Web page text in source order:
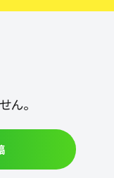
ん。